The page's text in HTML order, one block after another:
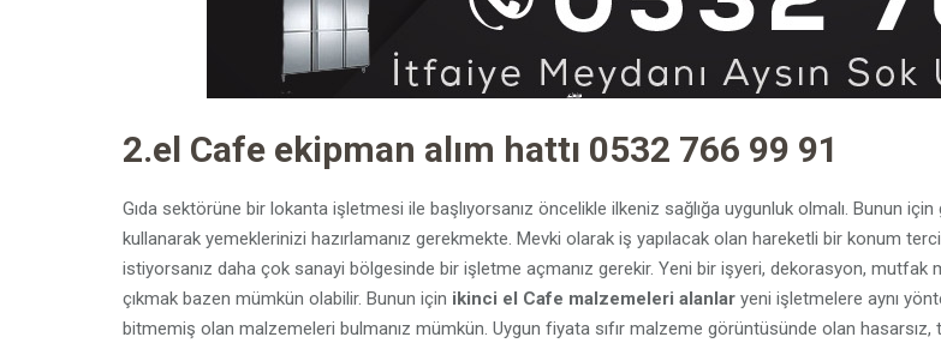
2.el Cafe ekipman alım hattı 0532 766 99 91
Gıda sektörüne bir lokanta işletmesi ile başlıyorsanız öncelikle ilkeniz sağlığa uygunluk olmalı. Bunun
kullanarak yemeklerinizi hazırlamanız gerekmekte. Mevki olarak iş yapılacak olan hareketli bir konum
istiyorsanız daha çok sanayi bölgesinde bir işletme açmanız gerekir. Yeni bir işyeri, dekorasyon,
çıkmak bazen mümkün olabilir. Bunun için ikinci el Cafe malzemeleri alanlar yeni işletmelere aynı
bitmemiş olan malzemeleri bulmanız mümkün. Uygun fiyata sıfır malzeme görüntüsünde olan